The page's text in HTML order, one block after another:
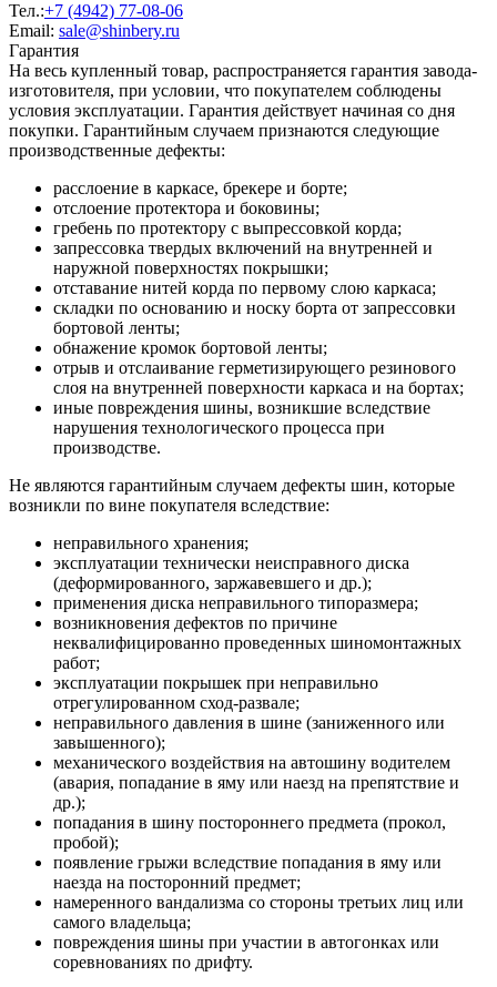
Тел.:+7 (4942) 77-08-06
Email: sale@shinbery.ru
Гарантия
На весь купленный товар, распространяется гарантия завода-
изготовителя, при условии, что покупателем соблюдены
условия эксплуатации. Гарантия действует начиная со дня
покупки. Гарантийным случаем признаются следующие
производственные дефекты:
расслоение в каркасе, брекере и борте;
отслоение протектора и боковины;
гребень по протектору с выпрессовкой корда;
запрессовка твердых включений на внутренней и
наружной поверхностях покрышки;
отставание нитей корда по первому слою каркаса;
складки по основанию и носку борта от запрессовки
бортовой ленты;
обнажение кромок бортовой ленты;
отрыв и отслаивание герметизирующего резинового
слоя на внутренней поверхности каркаса и на бортах;
иные повреждения шины, возникшие вследствие
нарушения технологического процесса при
производстве.
Не являются гарантийным случаем дефекты шин, которые
возникли по вине покупателя вследствие:
неправильного хранения;
эксплуатации технически неисправного диска
(деформированного, заржавевшего и др.);
применения диска неправильного типоразмера;
возникновения дефектов по причине
неквалифицированно проведенных шиномонтажных
работ;
эксплуатации покрышек при неправильно
отрегулированном сход-развале;
неправильного давления в шине (заниженного или
завышенного);
механического воздействия на автошину водителем
(авария, попадание в яму или наезд на препятствие и
др.);
попадания в шину постороннего предмета (прокол,
пробой);
появление грыжи вследствие попадания в яму или
наезда на посторонний предмет;
намеренного вандализма со стороны третьих лиц или
самого владельца;
повреждения шины при участии в автогонках или
соревнованиях по дрифту.